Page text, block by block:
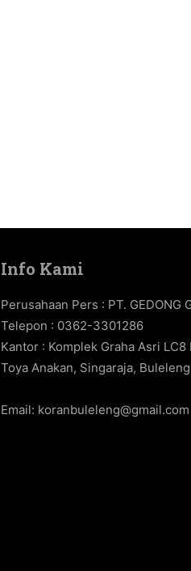
Info Kami
Perusahaan Pers : PT. GEDONG
Telepon : 0362-3301286
Kantor : Komplek Graha Asri LC8
Toya Anakan, Singaraja,
Email: koranbuleleng@gmail.com